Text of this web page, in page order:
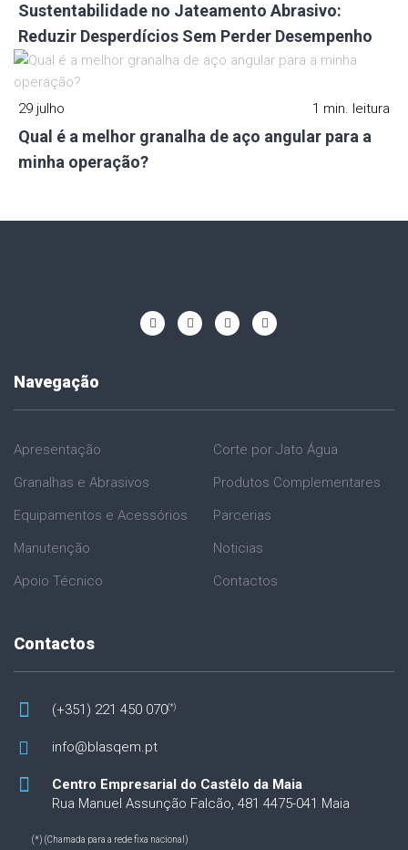
Sustentabilidade no Jateamento Abrasivo:
Reduzir Desperdícios Sem Perder Desempenho
29 julho 1 min. leitura
Qual é a melhor granalha de aço angular para a
minha operação?
Navegação
Apresentação
Granalhas e Abrasivos
Equipamentos e Acessórios
Manutenção
Apoio Técnico
Corte por Jato Água
Produtos Complementares
Parcerias
Noticias
Contactos
Contactos
(+351) 221 450 070(*)
info@blasqem.pt
Centro Empresarial do Castêlo da Maia
Rua Manuel Assunção Falcão, 481 4475-041 Maia
(*) (Chamada para a rede fixa nacional)